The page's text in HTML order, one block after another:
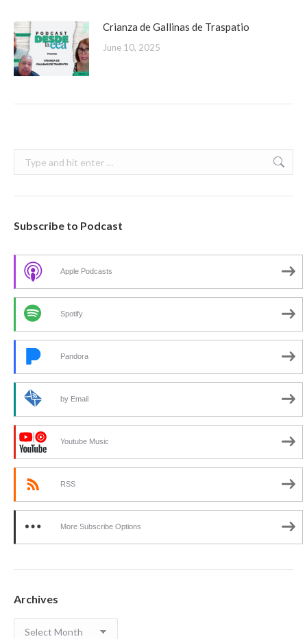
Crianza de Gallinas de Traspatio
June 10, 2025
Search:
Subscribe to Podcast
Apple Podcasts
Spotify
Pandora
by Email
Youtube Music
RSS
More Subscribe Options
Archives
Archives